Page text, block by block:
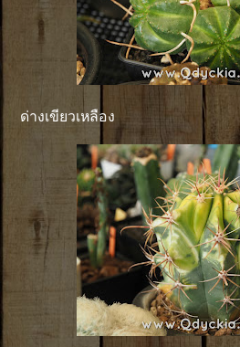
ด่างเขียวเหลือง